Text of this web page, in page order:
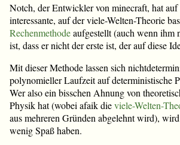
Notch, der Entwickler von minecraft, hat
interessante, auf der viele-Welten-Theorie
Rechenmethodeaufgestellt (auch wenn ihm
ist, dass er nicht der erste ist, der auf diese
Mit dieser Methode lassen sich
polynomieller Laufzeit auf deterministische
Wer also ein bisschen Ahnung von
Physik hat (wobei afaik dieviele-Welten-
aus mehreren Gründen abgelehnt wird),
wenig Spaß haben.